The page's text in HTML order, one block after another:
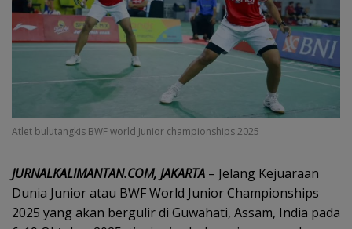
Atlet bulutangkis BWF world Junior championships 2025
JURNALKALIMANTAN.COM, JAKARTA – Jelang Kejuaraan
Dunia Junior atau BWF World Junior Championships
2025 yang akan bergulir di Guwahati, Assam, India pada